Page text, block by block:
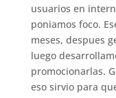
usuarios en
poniamos foco.
meses, despues
luego
promocionarlas.
eso sirvio para